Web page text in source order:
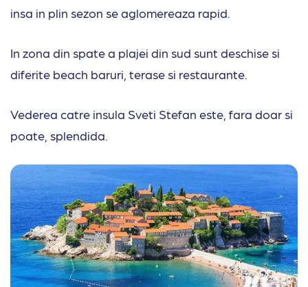
insa in plin sezon se aglomereaza rapid.
In zona din spate a plajei din sud sunt deschise si
diferite beach baruri, terase si restaurante.
Vederea catre insula Sveti Stefan este, fara doar si
poate, splendida.